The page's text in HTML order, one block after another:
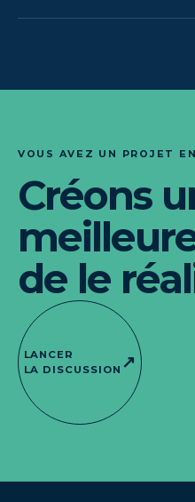
VOUS AVEZ UN PROJET
Créons
de le
LANCER
LA DISCUSSION ↗